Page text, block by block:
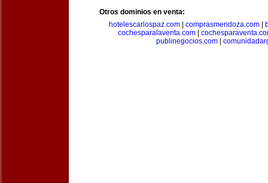
Otros dominios en venta:
hotelescarlospaz.com| comprasmendoza.com|
cochesparalaventa.com
publinegocios.com|